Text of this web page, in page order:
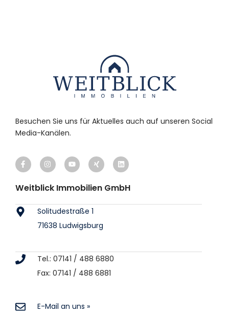
Besuchen Sie uns für Aktuelles auch auf unseren Social
Media-Kanälen.
Weitblick Immobilien GmbH
Solitudestraße 1
71638 Ludwigsburg
Tel.: 07141 / 488 6880
Fax: 07141 / 488 6881
E-Mail an uns »